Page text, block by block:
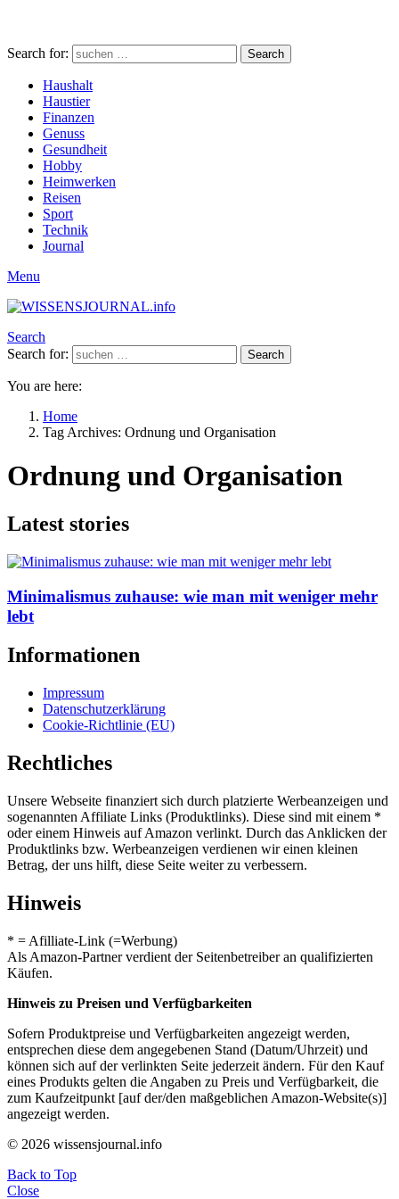
Search for: Search
Haushalt
Haustier
Finanzen
Genuss
Gesundheit
Hobby
Heimwerken
Reisen
Sport
Technik
Journal
Menu
Search
Search for:
Search
You are here:
Home
Tag Archives: Ordnung und Organisation
Ordnung und Organisation
Latest stories
Minimalismus zuhause: wie man mit weniger mehr
lebt
Informationen
Impressum
Datenschutzerklärung
Cookie-Richtlinie (EU)
Rechtliches
Unsere Webseite finanziert sich durch platzierte Werbeanzeigen und
sogenannten Affiliate Links (Produktlinks). Diese sind mit einem *
oder einem Hinweis auf Amazon verlinkt. Durch das Anklicken der
Produktlinks bzw. Werbeanzeigen verdienen wir einen kleinen
Betrag, der uns hilft, diese Seite weiter zu verbessern.
Hinweis
* = Afilliate-Link (=Werbung)
Als Amazon-Partner verdient der Seitenbetreiber an qualifizierten
Käufen.
Hinweis zu Preisen und Verfügbarkeiten
Sofern Produktpreise und Verfügbarkeiten angezeigt werden,
entsprechen diese dem angegebenen Stand (Datum/Uhrzeit) und
können sich auf der verlinkten Seite jederzeit ändern. Für den Kauf
eines Produkts gelten die Angaben zu Preis und Verfügbarkeit, die
zum Kaufzeitpunkt [auf der/den maßgeblichen Amazon-Website(s)]
angezeigt werden.
© 2026 wissensjournal.info
Back to Top
Close